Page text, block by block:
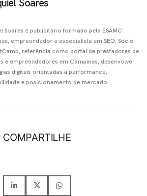
Soares
Soares é publicitário formado pela ESAMC
empreendedor e especialista em SEO. Sócio
referência como portal de prestadores de
e empreendedores em Campinas, desenvolve
digitais orientadas a performance,
e posicionamento de mercado
COMPARTILHE